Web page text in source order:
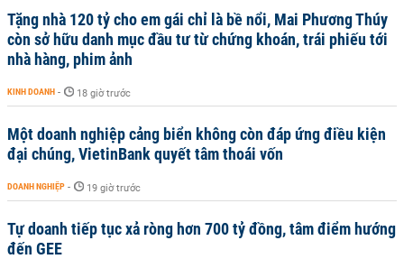
Tặng nhà 120 tỷ cho em gái chỉ là bề nổi, Mai Phương Thúy
còn sở hữu danh mục đầu tư từ chứng khoán, trái phiếu tới
nhà hàng, phim ảnh
KINH DOANH - 18 giờ trước
Một doanh nghiệp cảng biển không còn đáp ứng điều kiện
đại chúng, VietinBank quyết tâm thoái vốn
DOANH NGHIỆP - 19 giờ trước
Tự doanh tiếp tục xả ròng hơn 700 tỷ đồng, tâm điểm hướng
đến GEE